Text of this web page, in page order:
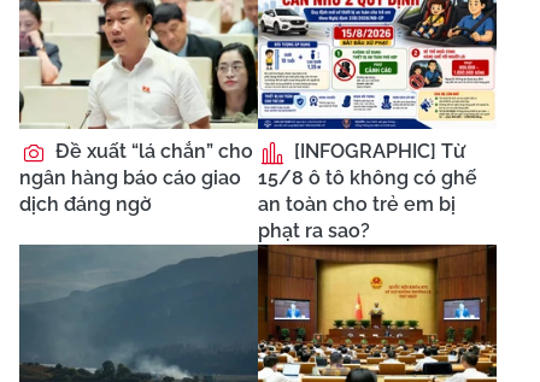
Đề xuất “lá chắn” cho
ngân hàng báo cáo giao
dịch đáng ngờ
[INFOGRAPHIC] Từ
15/8 ô tô không có ghế
an toàn cho trẻ em bị
phạt ra sao?